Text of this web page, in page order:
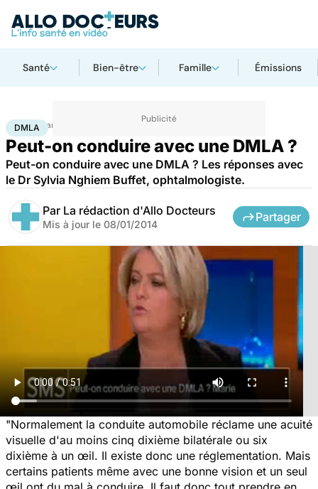
Santé Bien-être Famille Émissions
Accueil Santé
DMLA
Peut-on conduire avec une DMLA ?
Peut-on conduire avec une DMLA ? Les réponses avec
le Dr Sylvia Nghiem Buffet, ophtalmologiste.
Par La rédaction d'Allo Docteurs
Mis à jour le 08/01/2014
Partager
"Normalement la conduite automobile réclame une acuité
visuelle d'au moins cinq dixième bilatérale ou six
dixième à un œil. Il existe donc une réglementation. Mais
certains patients même avec une bonne vision et un seul